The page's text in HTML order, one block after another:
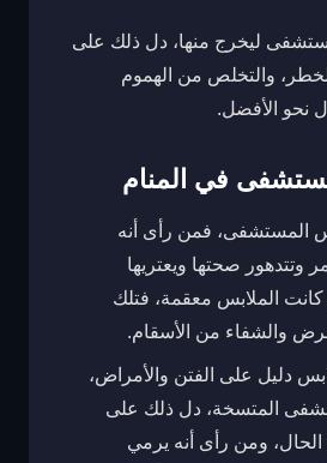
ليخرج منها، دل ذلك على
والتخلص من الهموم
نحو الأفضل.
في المنام
المستشفى، فمن رأى أنه
وتتدهور صحتها ويعتريها
الملابس معقمة، فتلك
والشفاء من الأسقام.
دليل على الفتن والأمراض،
المتسخة، دل ذلك على
ومن رأى أنه يرمي